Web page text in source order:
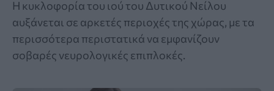
Η κυκλοφορία του ιού του Δυτικού Νείλου
αυξάνεται σε αρκετές περιοχές της χώρας, με τα
περισσότερα περιστατικά να εμφανίζουν
σοβαρές νευρολογικές επιπλοκές.